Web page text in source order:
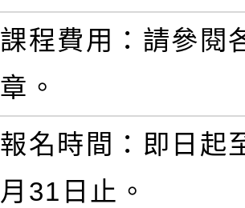
課程費用：請參閱
章。
報名時間：即日起
月31日止。